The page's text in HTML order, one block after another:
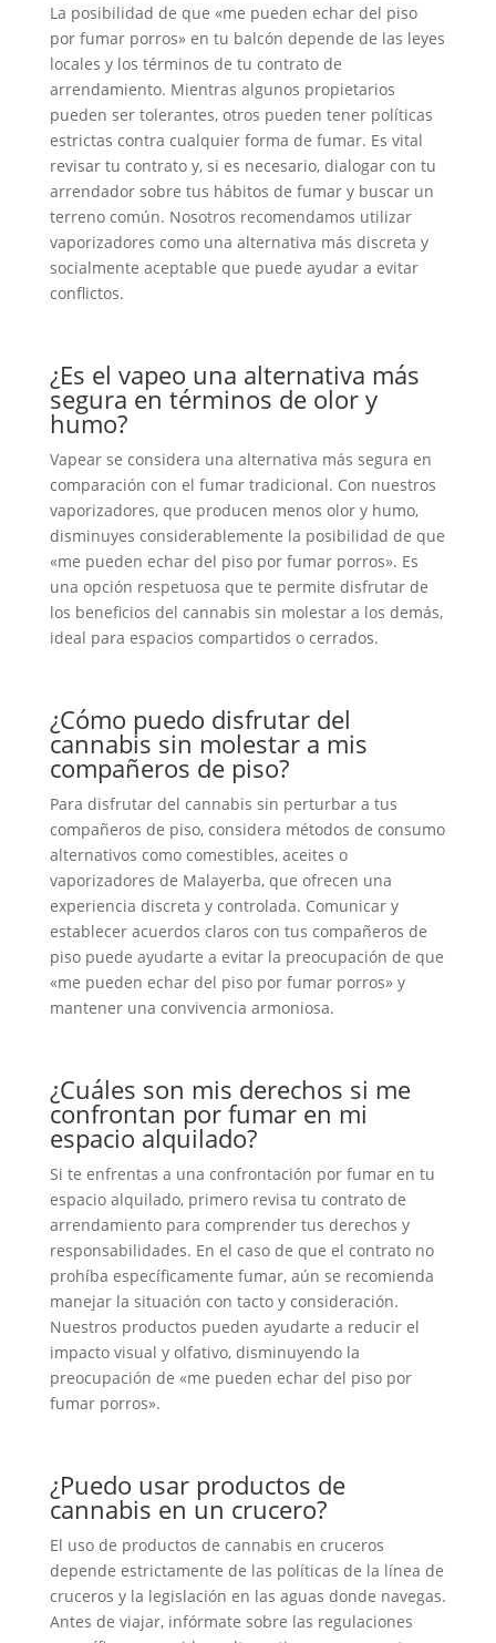
La posibilidad de que «me pueden echar del piso
por fumar porros» en tu balcón depende de las leyes
locales y los términos de tu contrato de
arrendamiento. Mientras algunos propietarios
pueden ser tolerantes, otros pueden tener políticas
estrictas contra cualquier forma de fumar. Es vital
revisar tu contrato y, si es necesario, dialogar con tu
arrendador sobre tus hábitos de fumar y buscar un
terreno común. Nosotros recomendamos utilizar
vaporizadores como una alternativa más discreta y
socialmente aceptable que puede ayudar a evitar
conflictos.
¿Es el vapeo una alternativa más
segura en términos de olor y
humo?
Vapear se considera una alternativa más segura en
comparación con el fumar tradicional. Con nuestros
vaporizadores, que producen menos olor y humo,
disminuyes considerablemente la posibilidad de que
«me pueden echar del piso por fumar porros». Es
una opción respetuosa que te permite disfrutar de
los beneficios del cannabis sin molestar a los demás,
ideal para espacios compartidos o cerrados.
¿Cómo puedo disfrutar del
cannabis sin molestar a mis
compañeros de piso?
Para disfrutar del cannabis sin perturbar a tus
compañeros de piso, considera métodos de consumo
alternativos como comestibles, aceites o
vaporizadores de Malayerba, que ofrecen una
experiencia discreta y controlada. Comunicar y
establecer acuerdos claros con tus compañeros de
piso puede ayudarte a evitar la preocupación de que
«me pueden echar del piso por fumar porros» y
mantener una convivencia armoniosa.
¿Cuáles son mis derechos si me
confrontan por fumar en mi
espacio alquilado?
Si te enfrentas a una confrontación por fumar en tu
espacio alquilado, primero revisa tu contrato de
arrendamiento para comprender tus derechos y
responsabilidades. En el caso de que el contrato no
prohíba específicamente fumar, aún se recomienda
manejar la situación con tacto y consideración.
Nuestros productos pueden ayudarte a reducir el
impacto visual y olfativo, disminuyendo la
preocupación de «me pueden echar del piso por
fumar porros».
¿Puedo usar productos de
cannabis en un crucero?
El uso de productos de cannabis en cruceros
depende estrictamente de las políticas de la línea de
cruceros y la legislación en las aguas donde navegas.
Antes de viajar, infórmate sobre las regulaciones